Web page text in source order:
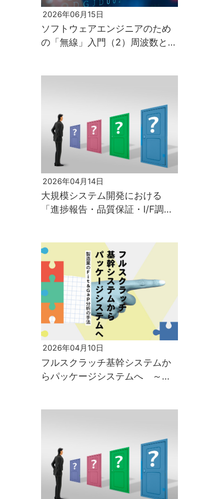
2026年06月15日
ソフトウェアエンジニアのため
の「無線」入門（2）周波数と伝
2026年04月14日
大規模システム開発における
「進捗報告・品質保証・I/F調
2026年04月10日
フルスクラッチ基幹システムか
らパッケージシステムへ ～製